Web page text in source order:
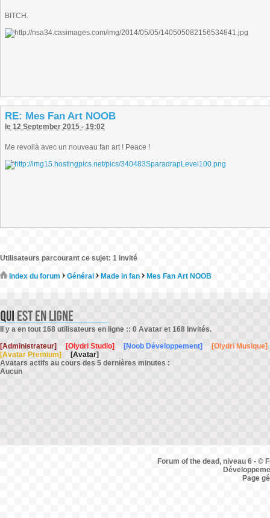
BITCH.
RE: Mes Fan Art NOOB
le 12 September 2015 - 19:02
Me revoilà avec un nouveau fan art ! Peace !
Utilisateurs parcourant ce sujet: 1 invité
Index du forum Général Made in fan Mes Fan Art NOOB
Il y a en tout 168 utilisateurs en ligne :: 0 Avatar et 168 Invités.
[Administrateur]
[Olydri Studio] [Noob Développement]
[Olydri Musique]
[Avatar Premium]
[Avatar]
Avatars actifs au cours des 5 dernières minutes :
Aucun
Forum of the dead, niveau 6 - ©
Page